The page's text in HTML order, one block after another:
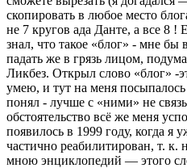
скопировать в любое место
не 7 кругов ада Данте, а все 8
знал, что такое «блог» - мне
падать же в грязь лицом,
Ликбез. Открыл слово «блог» -
умею, и тут на меня
понял - лучше с «ними» не
обстоятельство всё же меня
появилось в 1999 году, когда я
частично реабилитирован, т.
мною энциклопедий — этого